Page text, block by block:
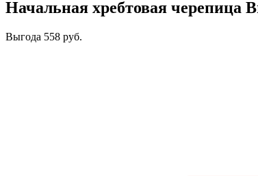
Начальная хребтовая черепица
Выгода 558 руб.